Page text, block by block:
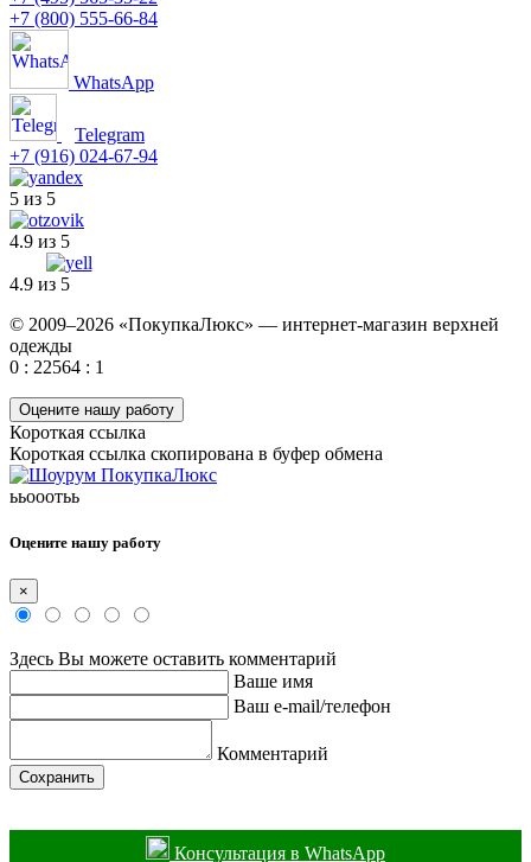
+7 (800) 555-66-84
WhatsApp
Telegram
+7 (916) 024-67-94
5 из 5
4.9 из 5
4.9 из 5
© 2009–2026 «ПокупкаЛюкс» — интернет-магазин верхней
одежды
0 : 22564 : 1
Оцените нашу работу
Короткая ссылка
Короткая ссылка скопирована в буфер обмена
ььооотьь
Оцените нашу работу
×
Здесь Вы можете оставить комментарий
Ваше имя
Ваш e-mail/телефон
Комментарий
Сохранить
Консультация в WhatsApp